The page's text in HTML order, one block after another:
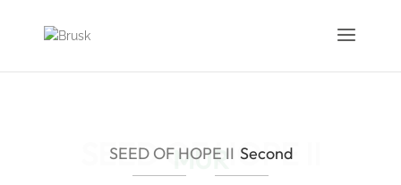
SEED OF HOPE II Second